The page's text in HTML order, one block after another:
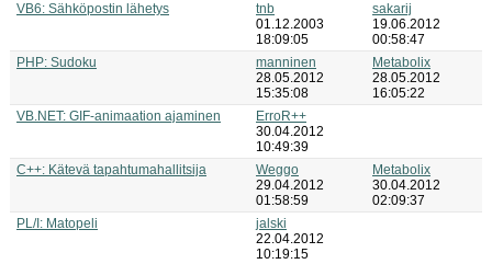
VB6: Sähköpostin lähetys
tnb
01.12.2003
18:09:05
sakarij
19.06.2012
00:58:47
PHP: Sudoku
manninen
28.05.2012
15:35:08
Metabolix
28.05.2012
16:05:22
VB.NET: GIF-animaation ajaminen
ErroR++
30.04.2012
10:49:39
C++: Kätevä tapahtumahallitsija
Weggo
29.04.2012
01:58:59
Metabolix
30.04.2012
02:09:37
PL/I: Matopeli
jalski
22.04.2012
10:19:15